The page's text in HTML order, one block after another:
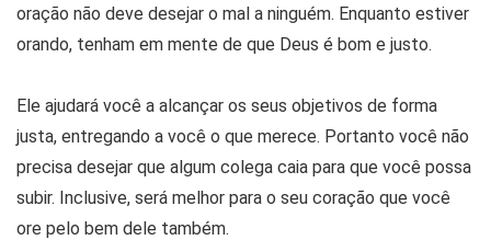
oração não deve desejar o mal a ninguém. Enquanto estiver
orando, tenham em mente de que Deus é bom e justo.
Ele ajudará você a alcançar os seus objetivos de forma
justa, entregando a você o que merece. Portanto você não
precisa desejar que algum colega caia para que você possa
subir. Inclusive, será melhor para o seu coração que você
ore pelo bem dele também.